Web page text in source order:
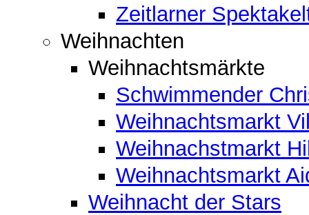
Zeitlarner
Weihnachten
Weihnachtsmärkte
Schwimmender
Weihnachtsmarkt
Weihnachstmarkt
Weihnachtsmarkt
Weihnacht der Stars